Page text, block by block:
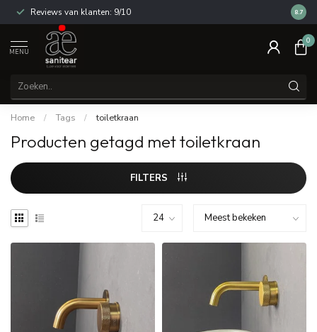
Reviews van klanten: 9/10 14
8.7
MENU
0
Home / Tags / toiletkraan
Producten getagd met toiletkraan
FILTERS